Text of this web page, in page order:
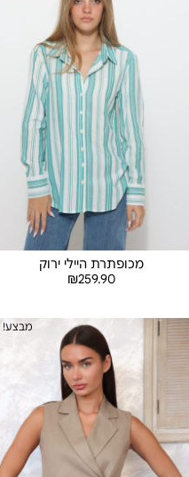
מכופתרת היילי ירוק
₪259.90
מבצע!